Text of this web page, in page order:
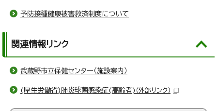
予防接種健康被害救済制度について
関連情報リンク
武蔵野市立保健センター（施設案内）
(厚生労働省)肺炎球菌感染症(高齢者) （外部リンク）